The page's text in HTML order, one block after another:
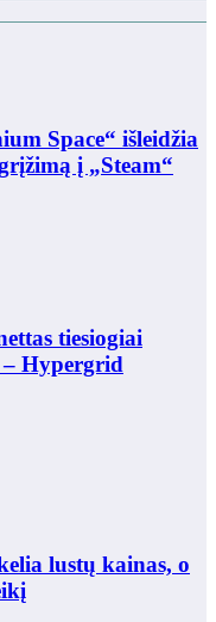
Space“ išleidžia
į „Steam“
tiesiogiai
– Hypergrid
lustų kainas, o